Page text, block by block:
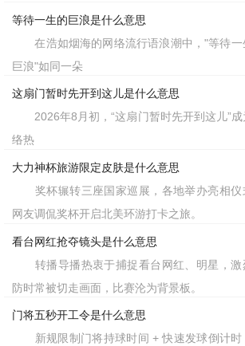
值得注意的是，该流行
义泛化——从最初的惊叹逐
早教现象的反思，甚至成为
逝”的文化符号。
标签：小孩哥/小孩姐
等待一生的巨浪是什么意思
在浩如烟海的网络流行语浪潮中，"等待一
巨浪"如同一朵
这扇门暂时先开到这儿是什么意思
2026年8月初，“这扇门暂时先开到这儿”成
络热
大力神杯旅游限定皮肤是什么意思
奖杯辗转三座国家巡展，各地举办亮相仪
网友调侃奖杯开启北美环游打卡之旅。
看台网红抢夺镜头是什么意思
转播导播热衷于捕捉看台网红、明星，激
防时常被切走画面，比赛沦为背景板。
门将五秒开工令是什么意思
新规限制门将持球时间 + 快速发球倒计时